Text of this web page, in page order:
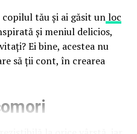
malițioase și mesaje care
sau acces gratuit la
un avertisment privind
oficială prin
domeniului, precum
tău și ai găsit unloc
și meniul delicios,
Ei bine, acestea nu
să ții cont, în crearea